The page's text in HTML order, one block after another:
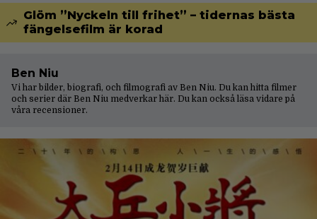
Glöm ”Nyckeln till frihet” – tidernas bästa
fängelsefilm är korad
Ben Niu
Vi har bilder, biografi, och filmografi av Ben Niu. Du kan hitta filmer
och serier där Ben Niu medverkar här. Du kan också läsa vidare på
våra recensioner.